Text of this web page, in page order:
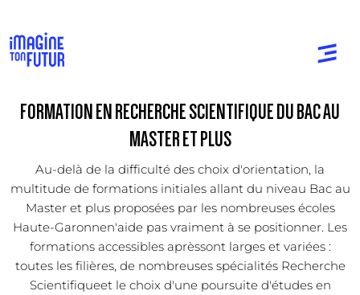
FORMATION EN RECHERCHE SCIENTIFIQUE DU BAC AU
MASTER ET PLUS
Au-delà de la difficulté des choix d'orientation, la
multitude de formations initiales allant du niveau Bac au
Master et plus proposées par les nombreuses écoles
Haute-Garonnen'aide pas vraiment à se positionner. Les
formations accessibles aprèssont larges et variées :
toutes les filières, de nombreuses spécialités Recherche
Scientifiqueet le choix d'une poursuite d'études en